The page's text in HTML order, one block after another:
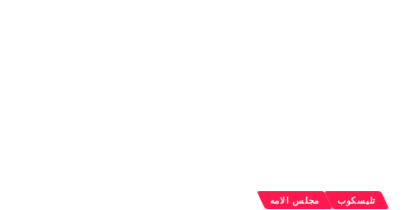
تليسكوب مجلس الامه